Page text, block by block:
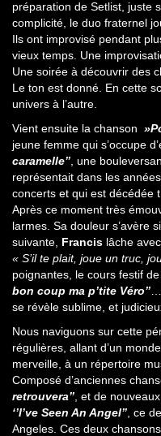
préparation de Setlist, juste
complicité, le duo fraternel
Ils ont improvisé pendant
vieux temps. Une
Une soirée à découvrir des
Le ton est donné. En cette
univers à l’autre.
Vient ensuite la chanson
jeune femme qui s’occupe
caramelle’’ , une
représentait dans les
concerts et qui est décédée
Après ce moment très
larmes. Sa douleur s’avère
suivante, Francis lâche
« S’il te plait, joue un truc,
poignantes, le cours festif
bon coup ma p’tite Véro’’
se révèle sublime, et
Nous naviguons sur cette
régulières, allant d’un
merveille, à un répertoire
Composé d’anciennes
retrouvera’’ , et de
‘’I’ve Seen An Angel’’ , ce
Angeles. Ces deux